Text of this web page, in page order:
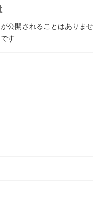
公開されることはありませ
す